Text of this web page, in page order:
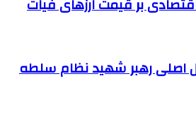
اصلی رهبر شهید نظام سلطه